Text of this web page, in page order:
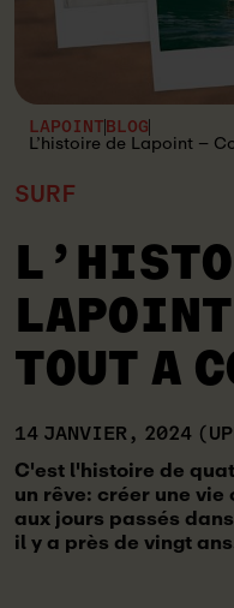
LAPOINT BLOG
L’histoire de Lapoint –
SURF
TOUT A
14 JANVIER, 2024
C'est l'histoire de
un rêve: créer une
aux jours passés
il y a près de vingt